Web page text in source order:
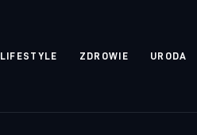
LIFESTYLE ZDROWIE URODA